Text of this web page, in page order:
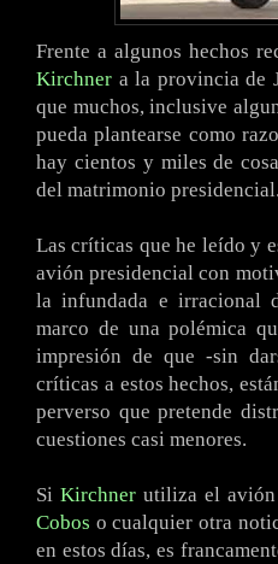
Frente a algunos hechos
Kirchner a la provincia de
que muchos, inclusive
pueda plantearse como
hay cientos y miles de
del matrimonio presidencial.
Las críticas que he leído y
avión presidencial con
la infundada e irracional
marco de una polémica
impresión de que -sin
críticas a estos hechos,
perverso que pretende
cuestiones casi menores.
Si Kirchner utiliza el
Cobos o cualquier otra
en estos días, es